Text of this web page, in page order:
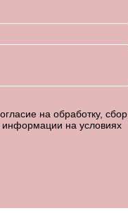
на обработку, сбор,
на условиях